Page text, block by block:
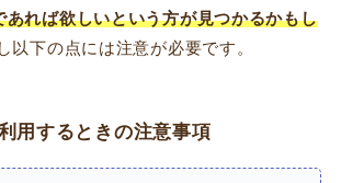
あれば欲しいという方が見つかるかもし
以下の点には注意が必要です。
用するときの注意事項